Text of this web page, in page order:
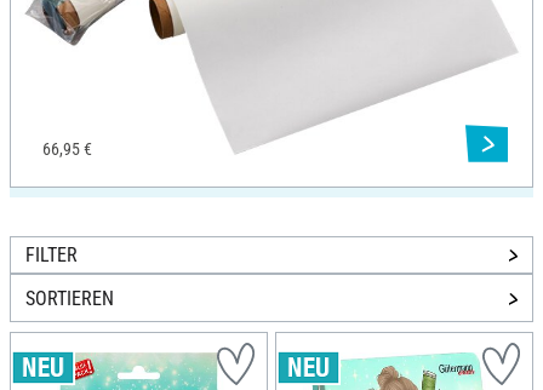
66,95 €
FILTER
SORTIEREN